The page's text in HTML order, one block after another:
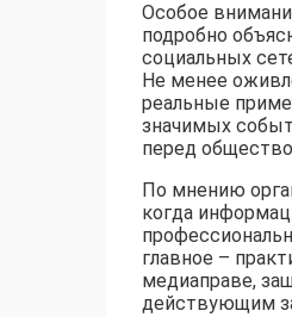
Особое
подробно
социальных
Не менее
реальные
значимых
перед
По мнению
когда
главное –
медиаправе,
действующим